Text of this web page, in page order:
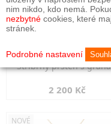
Stříbrný prsten s
2 200 Kč
NOVÉ
nim nikdo, kdo nemá.
nezbytné cookies, které
stránek.
Podrobné nastavení